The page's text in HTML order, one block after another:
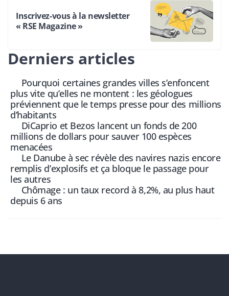
Inscrivez-vous à la newsletter
« RSE Magazine »
Derniers articles
Pourquoi certaines grandes villes s’enfoncent
plus vite qu’elles ne montent : les géologues
préviennent que le temps presse pour des millions
d’habitants
DiCaprio et Bezos lancent un fonds de 200
millions de dollars pour sauver 100 espèces
menacées
Le Danube à sec révèle des navires nazis encore
remplis d’explosifs et ça bloque le passage pour
les autres
Chômage : un taux record à 8,2%, au plus haut
depuis 6 ans